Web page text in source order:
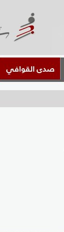
صدى القوافي